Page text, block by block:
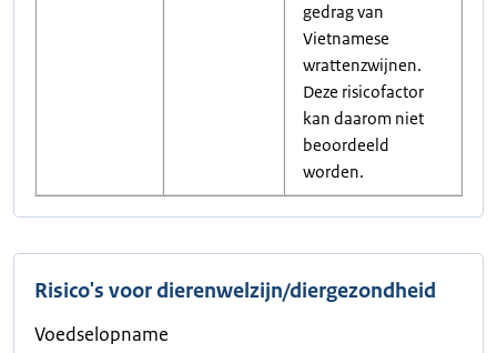
gedrag van
Vietnamese
wrattenzwijnen.
Deze risicofactor
kan daarom niet
beoordeeld
worden.
Risico's voor dierenwelzijn/diergezondheid
Voedselopname